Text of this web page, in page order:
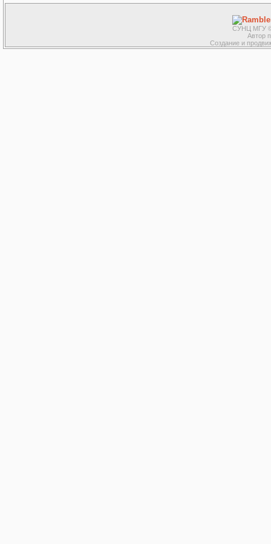
СУНЦ МГУ ©
Автор
Создание и